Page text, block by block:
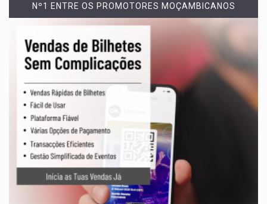
Nº1 ENTRE OS PROMOTORES MOÇAMBICANOS